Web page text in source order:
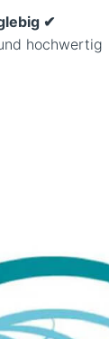
✔︎
hochwertig